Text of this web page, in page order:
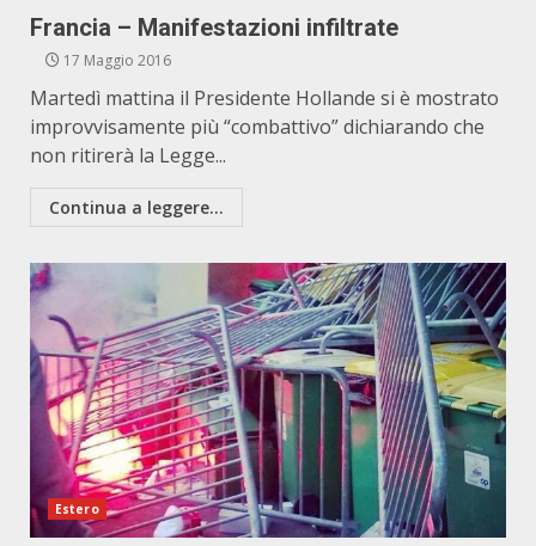
Francia – Manifestazioni infiltrate
17 Maggio 2016
Martedì mattina il Presidente Hollande si è mostrato
improvvisamente più “combattivo” dichiarando che
non ritirerà la Legge...
Continua a leggere...
Estero